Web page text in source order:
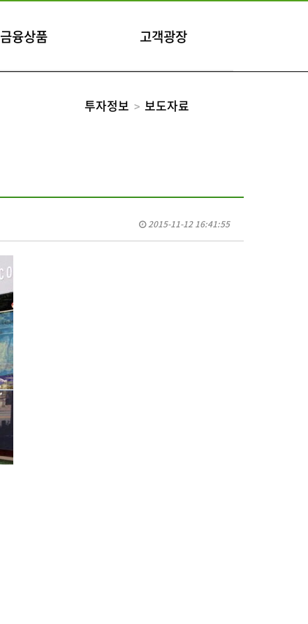
금융상품 고객광장
투자정보 보도자료
2015-11-12 16:41:55